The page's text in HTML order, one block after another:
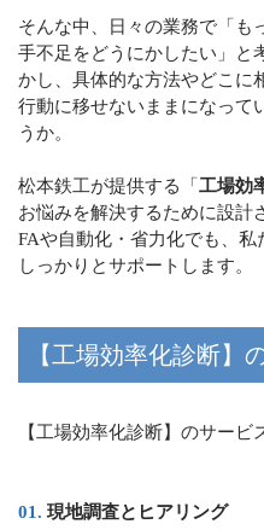
そんな中、日々の業務で「も
手不足をどうにかしたい」と
かし、具体的な方法やどこに
行動に移せないままになって
うか。
松本鉄工が提供する「 工場効
お悩みを解決するために設計
FAや自動化・省力化でも、
しっかりとサポートします。
【工場効率化診断】
【工場効率化診断】のサービ
現地調査とヒアリング